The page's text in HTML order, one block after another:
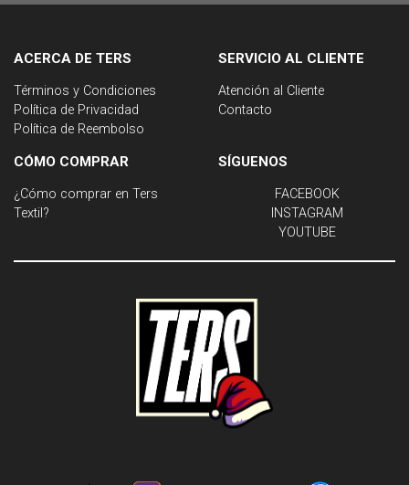
ACERCA DE TERS
Términos y Condiciones
Política de Privacidad
Política de Reembolso
SERVICIO AL CLIENTE
Atención al Cliente
Contacto
CÓMO COMPRAR
¿Cómo comprar en Ters
Textil?
SÍGUENOS
FACEBOOK
INSTAGRAM
YOUTUBE